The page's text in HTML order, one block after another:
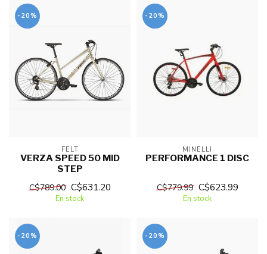
-20%
FELT
VERZA SPEED 50 MID
STEP
C$789.00 C$631.20
En stock
-20%
MINELLI
PERFORMANCE 1 DISC
C$779.99 C$623.99
En stock
-20% -20%